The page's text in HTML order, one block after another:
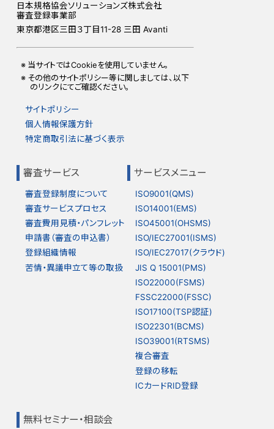
日本規格協会ソリューションズ株式会社
審査登録事業部
東京都港区三田３丁目11-28 三田 Avanti
当サイトではCookieを使用していません。
その他のサイトポリシー等に関しましては、以下
のリンクにてご確認ください。
サイトポリシー
個人情報保護方針
特定商取引法に基づく表示
審査サービス
審査登録制度について
審査サービスプロセス
審査費用見積・パンフレット
申請書（審査の申込書）
登録組織情報
苦情・異議申立て等の取扱
サービスメニュー
ISO9001(QMS)
ISO14001(EMS)
ISO45001(OHSMS)
ISO/IEC27001(ISMS)
ISO/IEC27017(クラウド)
JIS Q 15001(PMS)
ISO22000(FSMS)
FSSC22000(FSSC)
ISO17100(TSP認証)
ISO22301(BCMS)
ISO39001(RTSMS)
複合審査
登録の移転
ICカードRID登録
無料セミナー・相談会